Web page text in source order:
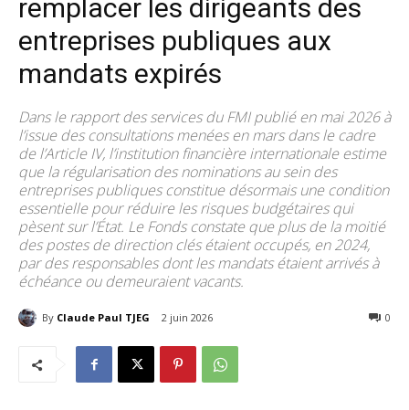
remplacer les dirigeants des
entreprises publiques aux
mandats expirés
Dans le rapport des services du FMI publié en mai 2026 à
l’issue des consultations menées en mars dans le cadre
de l’Article IV, l’institution financière internationale estime
que la régularisation des nominations au sein des
entreprises publiques constitue désormais une condition
essentielle pour réduire les risques budgétaires qui
pèsent sur l’État. Le Fonds constate que plus de la moitié
des postes de direction clés étaient occupés, en 2024,
par des responsables dont les mandats étaient arrivés à
échéance ou demeuraient vacants.
By Claude Paul TJEG 2 juin 2026 0